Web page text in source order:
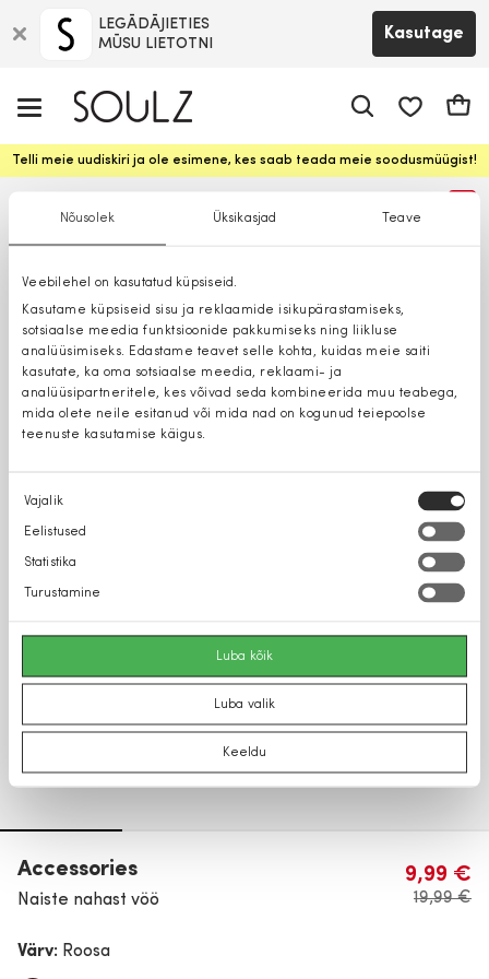
Nõusolek Üksikasjad Teave
Veebilehel on kasutatud küpsiseid.
Kasutame küpsiseid sisu ja reklaamide isikupärastamiseks,
sotsiaalse meedia funktsioonide pakkumiseks ning liikluse
analüüsimiseks. Edastame teavet selle kohta, kuidas meie saiti
kasutate, ka oma sotsiaalse meedia, reklaami- ja
analüüsipartneritele, kes võivad seda kombineerida muu teabega,
mida olete neile esitanud või mida nad on kogunud teiepoolse
teenuste kasutamise käigus.
Nõusoleku
valik
Vajalik
Eelistused
Statistika
Turustamine
Luba kõik
Luba valik
Keeldu
LEGĀDĀJIETIES
MŪSU LIETOTNI
Kasutage
Telli meie uudiskiri ja ole esimene, kes saab teada meie soodusmüügist!
Accessories
Naiste nahast vöö
9,99 €
19,99 €
Värv: Roosa